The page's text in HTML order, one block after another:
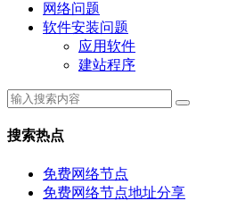
网络问题
软件安装问题
应用软件
建站程序
搜索热点
免费网络节点
免费网络节点地址分享